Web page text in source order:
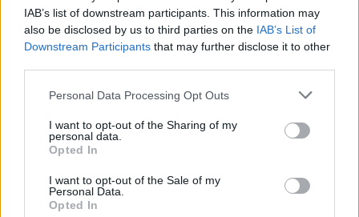
IAB’s list of downstream participants. This information may
also be disclosed by us to third parties on the IAB’s List of
Downstream Participants that may further disclose it to other
Please note that this website/app uses one or more Google
not limited to your visit or usage behaviour. You may click to
grant or deny consent to Google and its third-party tags to
use your data for below specified purposes in below Google
consent section.
Personal Data Processing Opt Outs
I want to opt-out of the Sharing of my
personal data.
Opted In
I want to opt-out of the Sale of my
Personal Data.
Opted In
Felhasználónév
Jelszó
Elfelejtette jelszavát?
Bejelentkezés
faiskola.hu
Kertészeti, kerti termékek és szolgáltatások térképes